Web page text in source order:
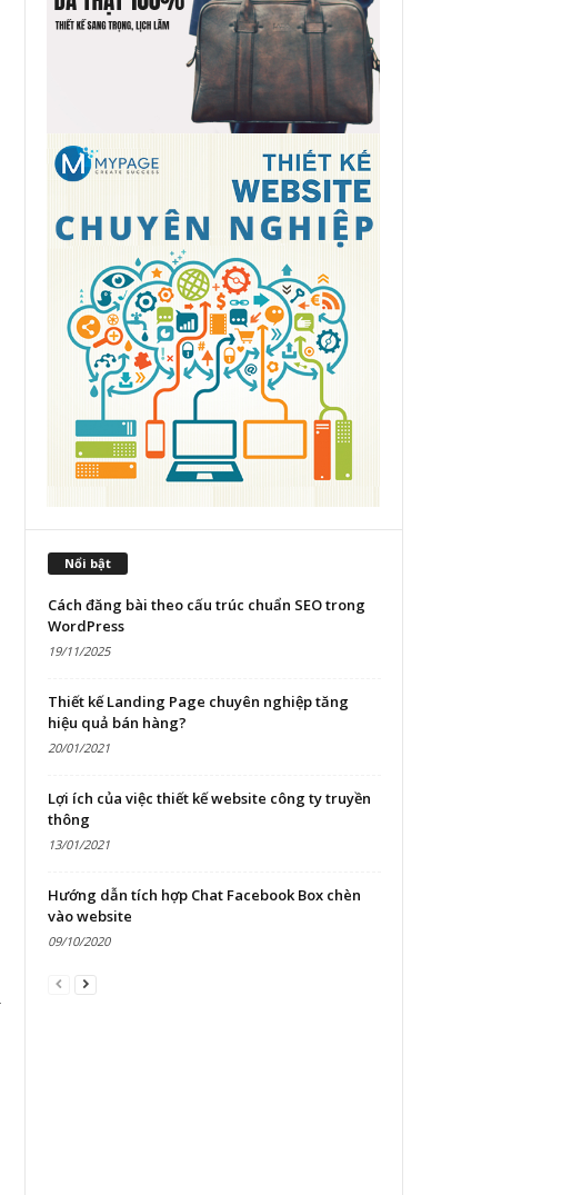
Nổi bật
Cách đăng bài theo cấu trúc chuẩn SEO trong
WordPress
19/11/2025
Thiết kế Landing Page chuyên nghiệp tăng
hiệu quả bán hàng?
20/01/2021
Lợi ích của việc thiết kế website công ty truyền
thông
13/01/2021
Hướng dẫn tích hợp Chat Facebook Box chèn
vào website
09/10/2020